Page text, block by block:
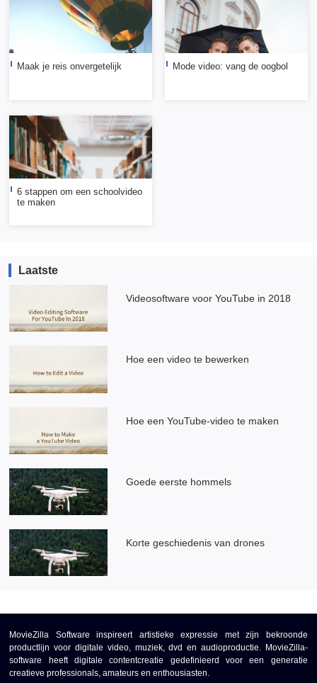
Maak je reis onvergetelijk Mode video: vang de oogbol
6 stappen om een schoolvideo
te maken
Laatste
Videosoftware voor YouTube in 2018
Hoe een video te bewerken
Hoe een YouTube-video te maken
Goede eerste hommels
Korte geschiedenis van drones
MovieZilla Software inspireert artistieke expressie met zijn bekroonde
productlijn voor digitale video, muziek, dvd en audioproductie. MovieZilla-
software heeft digitale contentcreatie gedefinieerd voor een generatie
creatieve professionals, amateurs en enthousiasten.